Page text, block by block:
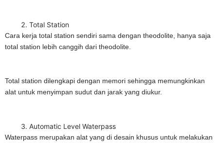
Total Station
Cara kerja total station sendiri sama dengan theodolite, hanya saja
total station lebih canggih dari theodolite.
Total station dilengkapi dengan memori sehingga memungkinkan
alat untuk menyimpan sudut dan jarak yang diukur.
Automatic Level Waterpass
Waterpass merupakan alat yang di desain khusus untuk melakukan